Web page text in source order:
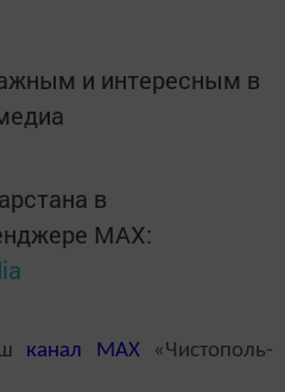
и интересным в
в
MАХ:
канал MAX«Чистополь-